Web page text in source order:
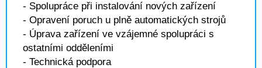
- Spolupráce při instalování nových zařízení
- Opravení poruch u plně automatických strojů
- Úprava zařízení ve vzájemné spolupráci s
ostatními odděleními
- Technická podpora